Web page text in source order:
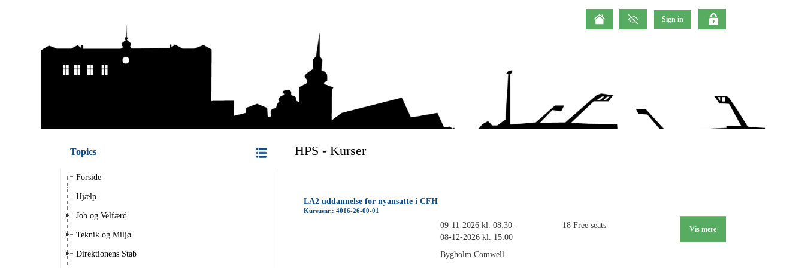
Topics
Forside
Hjælp
Job og Velfærd
Teknik og Miljø
Direktionens Stab
HPS - Kurser
LA2 uddannelse for nyansatte i CFH
Kursusnr.: 4016-26-00-01
09-11-2026 kl. 08:30 -
08-12-2026 kl. 15:00
18 Free seats
Bygholm Comwell
Vis mere